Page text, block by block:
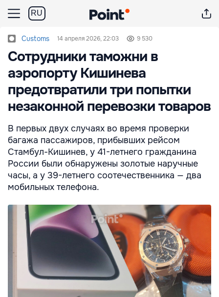
RU
Customs 14 апреля 2026, 22:03 9 530
Сотрудники таможни в
аэропорту Кишинева
предотвратили три попытки
незаконной перевозки товаров
В первых двух случаях во время проверки
багажа пассажиров, прибывших рейсом
Стамбул-Кишинев, у 41-летнего гражданина
России были обнаружены золотые наручные
часы, а у 39-летнего соотечественника — два
мобильных телефона.